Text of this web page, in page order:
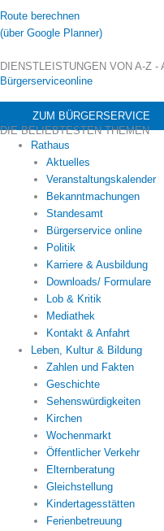
Route berechnen
(über Google Planner)
DIENSTLEISTUNGEN VON A-Z -
Bürgerserviceonline
ZUM BÜRGERSERVICE
DIE BELIEBTESTEN THEMEN
Rathaus
Aktuelles
Veranstaltungskalender
Bekanntmachungen
Standesamt
Bürgerservice online
Politik
Karriere & Ausbildung
Downloads/ Formulare
Lob & Kritik
Mediathek
Kontakt & Anfahrt
Leben, Kultur & Bildung
Zahlen und Fakten
Geschichte
Sehenswürdigkeiten
Kirchen
Wochenmarkt
Öffentlicher Verkehr
Elternberatung
Gleichstellung
Kindertagesstätten
Ferienbetreuung